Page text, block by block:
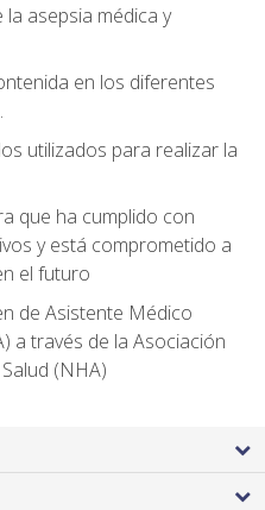
asepsia médica y
en los diferentes
utilizados para realizar la
que ha cumplido con
y está comprometido a
el futuro
de Asistente Médico
a través de la Asociación
(NHA)